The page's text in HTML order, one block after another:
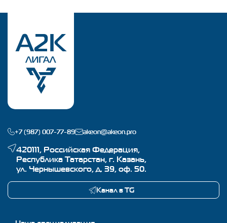
+7 (987) 007-77-89 akeon@akeon.pro
420111, Российская Федерация,
Республика Татарстан, г. Казань,
ул. Чернышевского, д. 39, оф. 50.
Канал в TG